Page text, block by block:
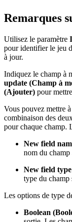
Remarques
Utilisez le paramètre
pour identifier le jeu
à jour.
Indiquez le champ à
update (Champ à
(Ajouter) pour
Vous pouvez mettre
combinaison des
pour chaque champ.
New field
nom du champ
New field
type du champ
Les options de type
Boolean